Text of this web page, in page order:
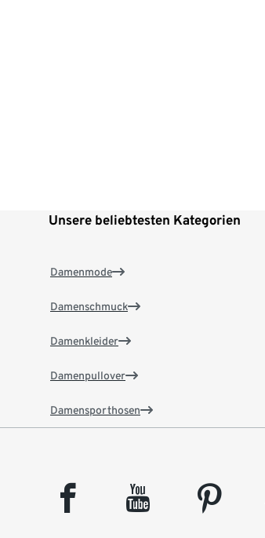
Unsere beliebtesten Kategorien
Damenmode
Damenschmuck
Damenkleider
Damenpullover
Damensporthosen
facebook youtube pinterest